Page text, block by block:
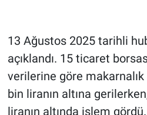
13 Ağustos 2025 tarihli
açıklandı. 15 ticaret
verilerine göre makarnalık
bin liranın altına
liranın altında işlem gördü.